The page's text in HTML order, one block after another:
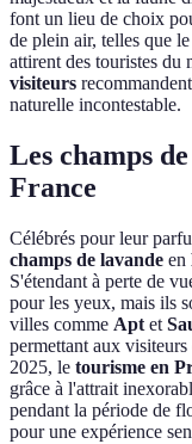
font un lieu de choix
de plein air, telles que
attirent des touristes du
visiteurs
naturelle incontestable.
Les champs
France
Célébrés pour leur
champs de lavande en
S'étendant à perte de
pour les yeux, mais ils
villes comme Apt et
permettant aux
2025, le tourisme en
grâce à l'attrait
pendant la période de
pour une expérience